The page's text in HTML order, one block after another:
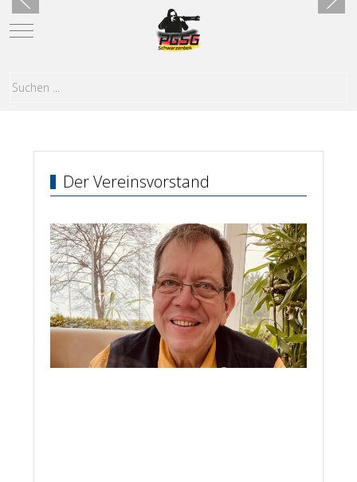
Mobile Menu Toggle
Der Vereinsvorstand